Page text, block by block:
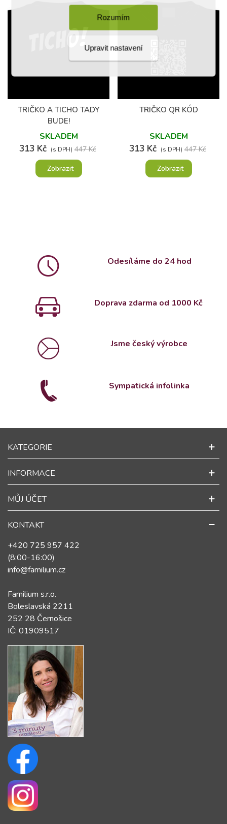
Rozumím
Upravit nastavení
TRIČKO A TICHO TADY
BUDE!
SKLADEM
313 Kč (s DPH) 447 Kč
Zobrazit
TRIČKO QR KÓD
SKLADEM
313 Kč (s DPH) 447 Kč
Zobrazit
Odesíláme do 24 hod
Doprava zdarma od 1000 Kč
Jsme český výrobce
Sympatická infolinka
KATEGORIE
INFORMACE
MŮJ ÚČET
KONTAKT
+420 725 957 422
(8:00-16:00)
info@familium.cz
Familium s.r.o.
Boleslavská 2211
252 28 Černošice
IČ: 01909517